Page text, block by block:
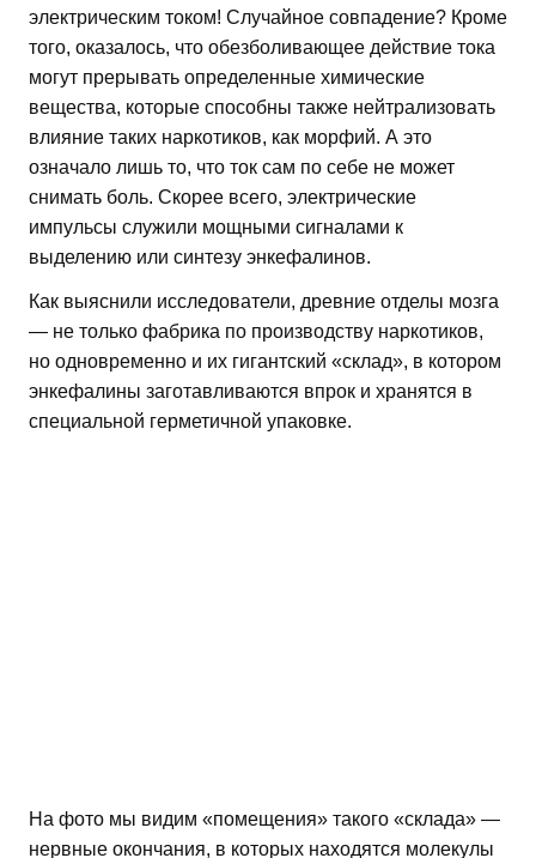
электрическим током! Случайное совпадение? Кроме
того, оказалось, что обезболивающее действие тока
могут прерывать определенные химические
вещества, которые способны также нейтрализовать
влияние таких наркотиков, как морфий. А это
означало лишь то, что ток сам по себе не может
снимать боль. Скорее всего, электрические
импульсы служили мощными сигналами к
выделению или синтезу энкефалинов.
Как выяснили исследователи, древние отделы мозга
— не только фабрика по производству наркотиков,
но одновременно и их гигантский «склад», в котором
энкефалины заготавливаются впрок и хранятся в
специальной герметичной упаковке.
На фото мы видим «помещения» такого «склада» —
нервные окончания, в которых находятся молекулы